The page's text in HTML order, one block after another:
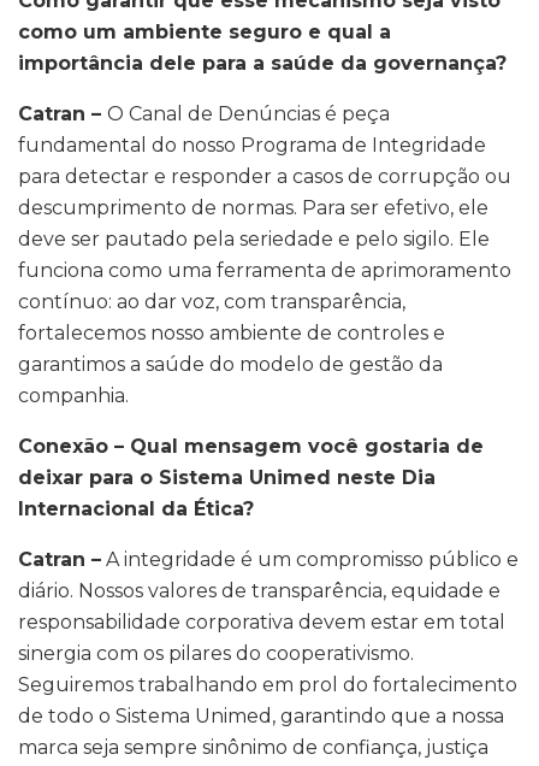
como um ambiente seguro e qual a
importância dele para a saúde da governança?
Catran – O Canal de Denúncias é peça
fundamental do nosso Programa de Integridade
para detectar e responder a casos de corrupção ou
descumprimento de normas. Para ser efetivo, ele
deve ser pautado pela seriedade e pelo sigilo. Ele
funciona como uma ferramenta de aprimoramento
contínuo: ao dar voz, com transparência,
fortalecemos nosso ambiente de controles e
garantimos a saúde do modelo de gestão da
companhia.
Conexão – Qual mensagem você gostaria de
deixar para o Sistema Unimed neste Dia
Internacional da Ética?
Catran – A integridade é um compromisso público e
diário. Nossos valores de transparência, equidade e
responsabilidade corporativa devem estar em total
sinergia com os pilares do cooperativismo.
Seguiremos trabalhando em prol do fortalecimento
de todo o Sistema Unimed, garantindo que a nossa
marca seja sempre sinônimo de confiança, justiça